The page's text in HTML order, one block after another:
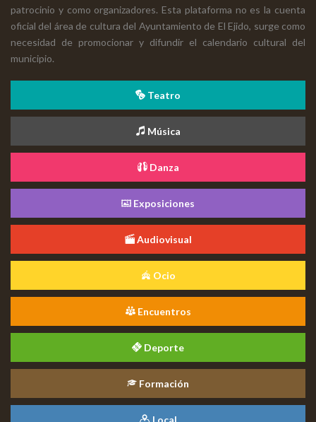
patrocinio y como organizadores. Esta plataforma no es la cuenta
oficial del área de cultura del Ayuntamiento de El Ejido, surge como
necesidad de promocionar y difundir el calendario cultural del
municipio.
Teatro
Música
Danza
Exposiciones
Audiovisual
Ocio
Encuentros
Deporte
Formación
Local